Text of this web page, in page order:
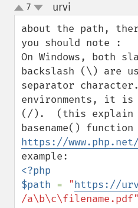
up
down
7 urvi
about the path,
you should note :
On Windows, both
backslash (\) are
separator
environments, it is
(/).  (this explain
https://www.php.net/
<?php
$path = "https://
/a\b\c\filename.pdf"